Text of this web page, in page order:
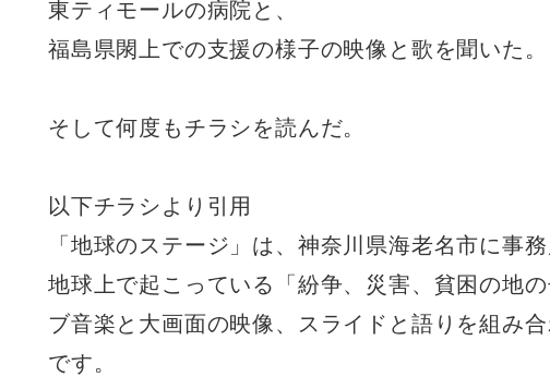
東ティモールの病院と、
福島県閖上での支援の様子の映像と歌を聞いた
そして何度もチラシを読んだ。
以下チラシより引用
「地球のステージ」は、神奈川県海老名市に事
地球上で起こっている「紛争、災害、貧困の地
ブ音楽と大画面の映像、スライドと語りを組み
です。